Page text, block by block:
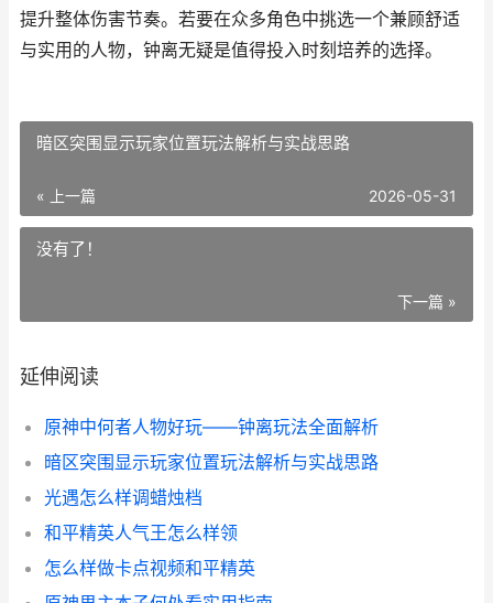
提升整体伤害节奏。若要在众多角色中挑选一个兼顾舒适
与实用的人物，钟离无疑是值得投入时刻培养的选择。
暗区突围显示玩家位置玩法解析与实战思路
« 上一篇 2026-05-31
没有了！
下一篇 »
延伸阅读
原神中何者人物好玩——钟离玩法全面解析
暗区突围显示玩家位置玩法解析与实战思路
光遇怎么样调蜡烛档
和平精英人气王怎么样领
怎么样做卡点视频和平精英